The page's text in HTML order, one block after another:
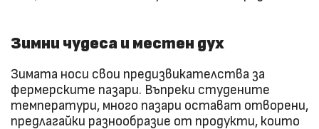
Зимни чудеса и местен дух
Зимата носи свои предизвикателства за
фермерските пазари. Въпреки студените
температури, много пазари остават отворени,
предлагайки разнообразие от продукти, които